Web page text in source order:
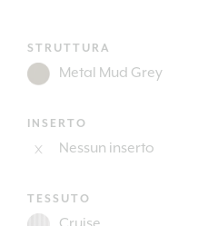
STRUTTURA
INSERTO
TESSUTO